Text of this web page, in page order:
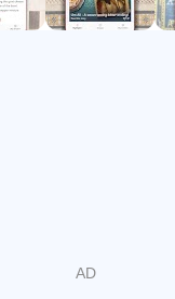
ингредиентах и